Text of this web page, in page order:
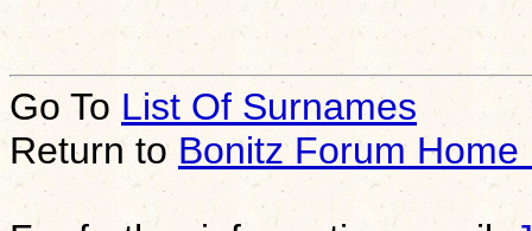
Go To List Of Surnames
Return to Bonitz Forum Home